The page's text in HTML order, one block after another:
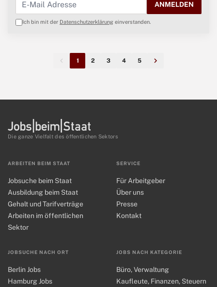
ANMELDEN
Ich bin mit der Datenschutzerklärung einverstanden.
1 2 3 4 5
Die ganze Vielfalt des öffentlichen Sektors
ARBEITEN BEIM STAAT
Jobsuche beim Staat
Ausbildung beim Staat
Gehalt und Tarifverträge
Arbeiten im öffentlichen
Sektor
JOBSUCHE NACH ORT
Berlin Jobs
Hamburg Jobs
JOBS NACH KATEGORIE
Büro, Verwaltung
Kaufleute, Finanzen, Steuern
SERVICE
Für Arbeitgeber
Über uns
Presse
Kontakt